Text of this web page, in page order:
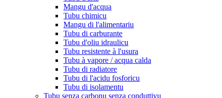
Mangu d'acqua
Tubu chimicu
Mangu di l'alimentariu
Tubu di carburante
Tubu d'oliu idraulicu
Tubu resistente à l'usura
Tubu à vapore / acqua calda
Tubu di radiatore
Tubu di l'acidu fosforicu
Tubu di isolamentu
Tubu senza carbonu senza conduttivu